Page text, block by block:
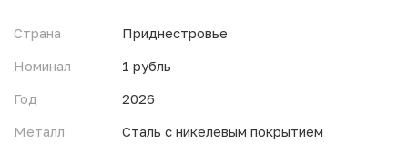
Страна
Приднестровье
Номинал
1 рубль
Год
2026
Металл
Сталь с никелевым покрытием